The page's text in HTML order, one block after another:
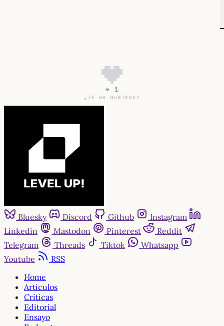
❤ 1
¿TE HA GUSTADO?
Bluesky Discord Github
Instagram
Linkedin
Mastodon Pinterest
Reddit
Telegram
Threads Tiktok
Whatsapp
Youtube
RSS
Home
Artículos
Críticas
Editorial
Ensayo